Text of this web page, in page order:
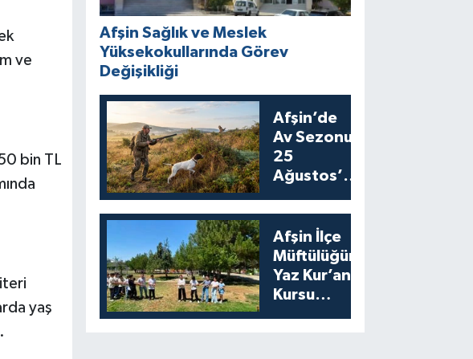
ve
bin TL
yaş
Afşin Sağlık ve Meslek
Yüksekokullarında Görev
Değişikliği
Afşin’de
Av Sezonu
25
Ağustos’ta
Avıyla
Açılıyor
Afşin İlçe
Müftülüğünden
Yaz Kur’an
Kursu